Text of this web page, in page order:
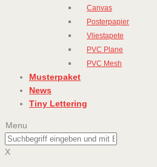
Canvas
Posterpapier
Vliestapete
PVC Plane
PVC Mesh
Musterpaket
News
Tiny Lettering
Menu
X